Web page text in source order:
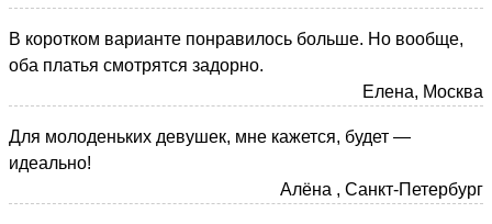
В коротком варианте понравилось больше. Но вообще,
оба платья смотрятся задорно.
Елена, Москва
Для молоденьких девушек, мне кажется, будет —
идеально!
Алёна , Санкт-Петербург